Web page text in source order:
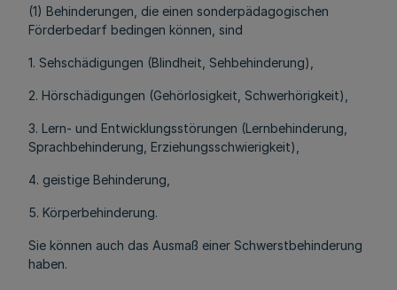
(1) Behinderungen, die einen sonderpädagogischen
Förderbedarf bedingen können, sind
1. Sehschädigungen (Blindheit, Sehbehinderung),
2. Hörschädigungen (Gehörlosigkeit, Schwerhörigkeit),
3. Lern- und Entwicklungsstörungen (Lernbehinderung,
Sprachbehinderung, Erziehungsschwierigkeit),
4. geistige Behinderung,
5. Körperbehinderung.
Sie können auch das Ausmaß einer Schwerstbehinderung
haben.